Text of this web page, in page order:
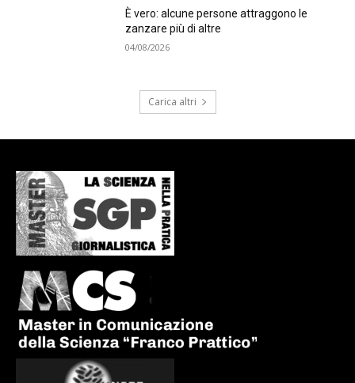
È vero: alcune persone attraggono le
zanzare più di altre
04/08/2026
Carica altri